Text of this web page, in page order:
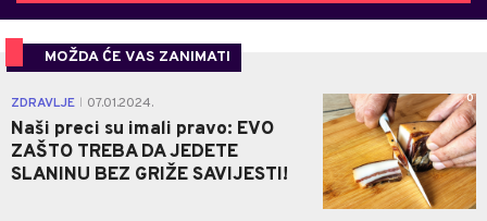
MOŽDA ĆE VAS ZANIMATI
ZDRAVLJE 07.01.2024.
Naši preci su imali pravo: EVO
ZAŠTO TREBA DA JEDETE
SLANINU BEZ GRIŽE SAVIJESTI!
0